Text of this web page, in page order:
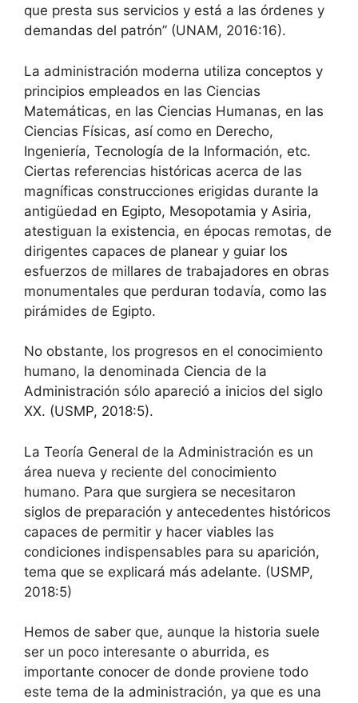
que presta sus servicios y está a las órdenes y
demandas del patrón” (UNAM, 2016:16).
La administración moderna utiliza conceptos y
principios empleados en las Ciencias
Matemáticas, en las Ciencias Humanas, en las
Ciencias Físicas, así como en Derecho,
Ingeniería, Tecnología de la Información, etc.
Ciertas referencias históricas acerca de las
magníficas construcciones erigidas durante la
antigüedad en Egipto, Mesopotamia y Asiria,
atestiguan la existencia, en épocas remotas, de
dirigentes capaces de planear y guiar los
esfuerzos de millares de trabajadores en obras
monumentales que perduran todavía, como las
pirámides de Egipto.
No obstante, los progresos en el conocimiento
humano, la denominada Ciencia de la
Administración sólo apareció a inicios del siglo
XX. (USMP, 2018:5).
La Teoría General de la Administración es un
área nueva y reciente del conocimiento
humano. Para que surgiera se necesitaron
siglos de preparación y antecedentes históricos
capaces de permitir y hacer viables las
condiciones indispensables para su aparición,
tema que se explicará más adelante. (USMP,
2018:5)
Hemos de saber que, aunque la historia suele
ser un poco interesante o aburrida, es
importante conocer de donde proviene todo
este tema de la administración, ya que es una